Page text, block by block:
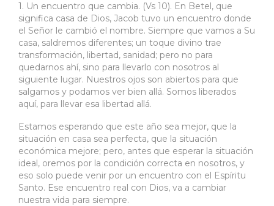
1. Un encuentro que cambia. (Vs 10). En Betel, que
significa casa de Dios, Jacob tuvo un encuentro donde
el Señor le cambió el nombre. Siempre que vamos a Su
casa, saldremos diferentes; un toque divino trae
transformación, libertad, sanidad; pero no para
quedarnos ahí, sino para llevarlo con nosotros al
siguiente lugar. Nuestros ojos son abiertos para que
salgamos y podamos ver bien allá. Somos liberados
aquí, para llevar esa libertad allá.
Estamos esperando que este año sea mejor, que la
situación en casa sea perfecta, que la situación
económica mejore; pero, antes que esperar la situación
ideal, oremos por la condición correcta en nosotros, y
eso solo puede venir por un encuentro con el Espíritu
Santo. Ese encuentro real con Dios, va a cambiar
nuestra vida para siempre.